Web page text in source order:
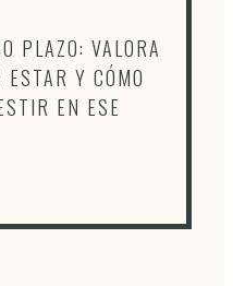
PLAZO: VALORA
ESTAR Y CÓMO
EN ESE